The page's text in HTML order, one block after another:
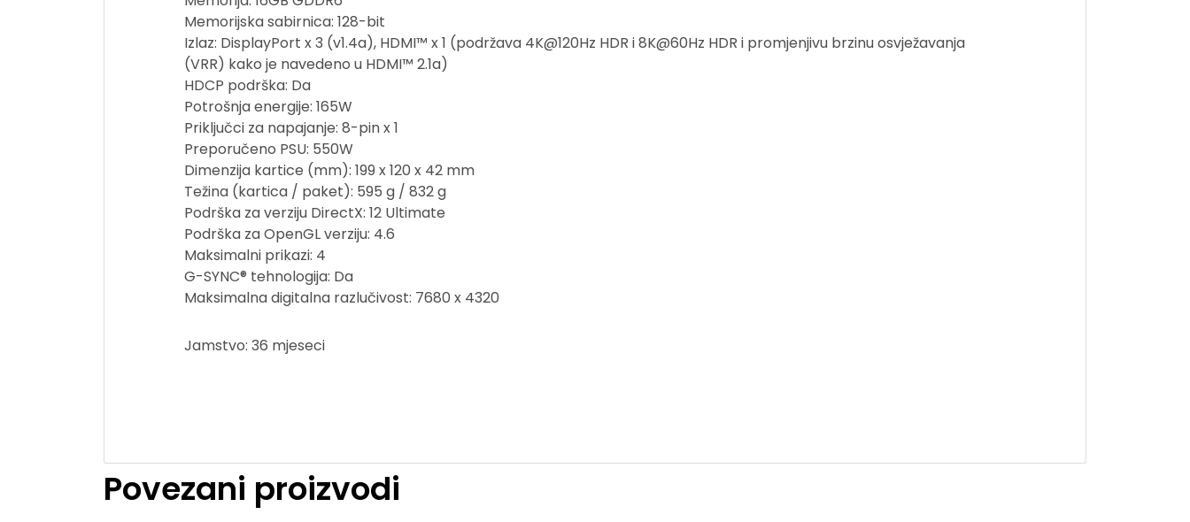
Memorijska sabirnica: 128-bit
Izlaz: DisplayPort x 3 (v1.4a), HDMI™ x 1 (podržava 4K@120Hz HDR i 8K@60Hz HDR i promjenjivu brzinu osvježavanja
(VRR) kako je navedeno u HDMI™ 2.1a)
HDCP podrška: Da
Potrošnja energije: 165W
Priključci za napajanje: 8-pin x 1
Preporučeno PSU: 550W
Dimenzija kartice (mm): 199 x 120 x 42 mm
Težina (kartica / paket): 595 g / 832 g
Podrška za verziju DirectX: 12 Ultimate
Podrška za OpenGL verziju: 4.6
Maksimalni prikazi: 4
G-SYNC® tehnologija: Da
Maksimalna digitalna razlučivost: 7680 x 4320
Jamstvo: 36 mjeseci
Povezani proizvodi